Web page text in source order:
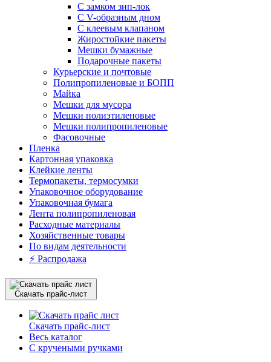
С замком зип-лок
С V-образным дном
С клеевым клапаном
Жиростойкие пакеты
Мешки бумажные
Подарочные пакеты
Курьерские и почтовые
Полипропиленовые и БОПП
Майка
Мешки для мусора
Мешки полиэтиленовые
Мешки полипропиленовые
Фасовочные
Пленка
Картонная упаковка
Клейкие ленты
Термопакеты, термосумки
Упаковочное оборудование
Упаковочная бумага
Лента полипропиленовая
Расходные материалы
Хозяйственные товары
По видам деятельности
⚡️ Распродажа
Скачать прайс-лист
Скачать прайс-лист
Весь каталог
С кручеными ручками